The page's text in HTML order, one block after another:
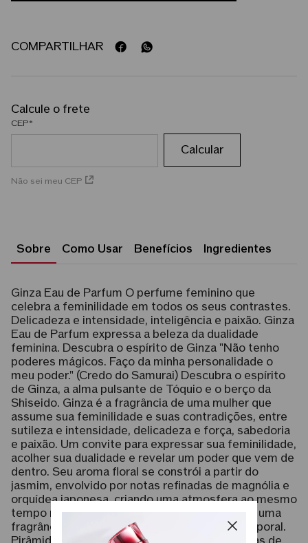
COMPARTILHAR
CEP
Não sei meu CEP
Sobre Como Usar Benefícios Ingredientes
Ginza Eau de Parfum O perfume feminino que
celebra a feminilidade em todos os seus contrastes.
Delicadeza e intensidade, inteligência e paixão. Ginza
Eau de Parfum expressa a beleza da dualidade
feminina. Descubra o espírito de Ginza "Não tenho
poderes mágicos. Faço da minha personalidade o
meu poder." (Credo do Samurai) Descubra o espírito
de Ginza, a alma pulsante de Tóquio e o berço da
Shiseido. Ginza é a fragrância de uma mulher que
assume sua feminilidade e suas contradições, entre
sutileza e intensidade, delicadeza e força, sabedoria
e paixão. Um convite para expressar sua feminilidade,
acolher sua dualidade e revelar um poder que vem de
dentro. Seu aroma floral se constrói a partir do
jasmim, envolvido por notas refinadas de magnólia e
orquídea japonesa, criando uma atmosfera ao mesmo
tempo misteriosa e sofisticada. O resultado é uma
fragrância feminina, vibrante, elegante e atemporal.